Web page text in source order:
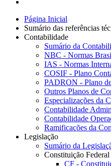
Página Inicial
Sumário das referências
Contabilidade
Sumário da
NBC - Normas
IAS - Normas
COSIF - Plano
PADRON - Plano
Outros Planos de
Especializações da
Contabilidade
Contabilidade
Ramificações da
Legislação
Sumário da
Constituição Federal
CF -